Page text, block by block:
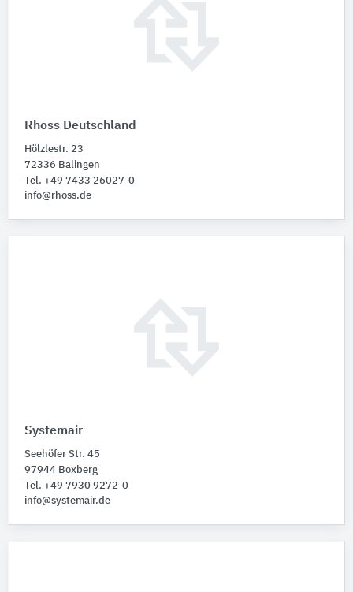
Rhoss Deutschland
Hölzlestr. 23
72336 Balingen
Tel. +49 7433 26027-0
info@rhoss.de
Systemair
Seehöfer Str. 45
97944 Boxberg
Tel. +49 7930 9272-0
info@systemair.de